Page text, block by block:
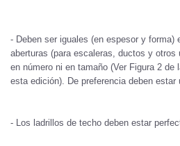
- Deben ser iguales (en espesor y forma)
aberturas (para escaleras, ductos y
en número ni en tamaño (Ver Figura 2 de
esta edición). De preferencia deben
- Los ladrillos de techo deben estar